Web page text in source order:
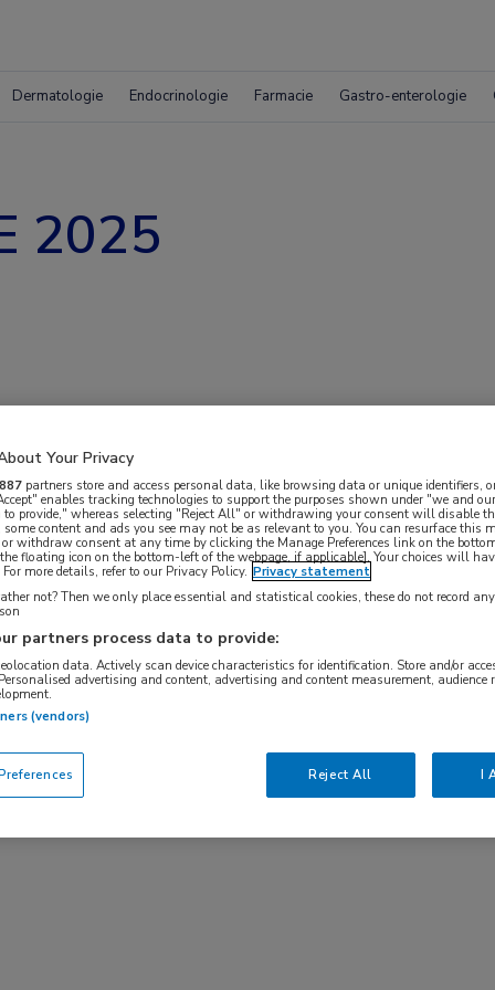
Dermatologie Endocrinologie Farmacie Gastro-enterologie
2025
MedNet de 9e editie van het EASD
congresdag uw collega’s te ontmoeten en de
deze voor onze praktijk van morgen?
zullen drie experts u bijpraten over de
mellitus. Kortom, weer een boeiende en
Your Privacy
887 partners store and access personal data, like browsing data or unique identifiers,
enables tracking technologies to support the purposes shown under "we and
to provide," whereas selecting "Reject All" or withdrawing your consent will disable
some content and ads you see may not be as relevant to you. You can resurface this
or withdraw consent at any time by clicking the Manage Preferences link on the
floating icon on the bottom-left of the webpage, if applicable]. Your choices will
more details, refer to our Privacy Policy. Privacy statement
not? Then we only place essential and statistical cookies, these do not record
partners process data to provide:
data. Actively scan device characteristics for identification. Store and/or
advertising and content, advertising and content measurement, audience
(vendors)
Reject All I